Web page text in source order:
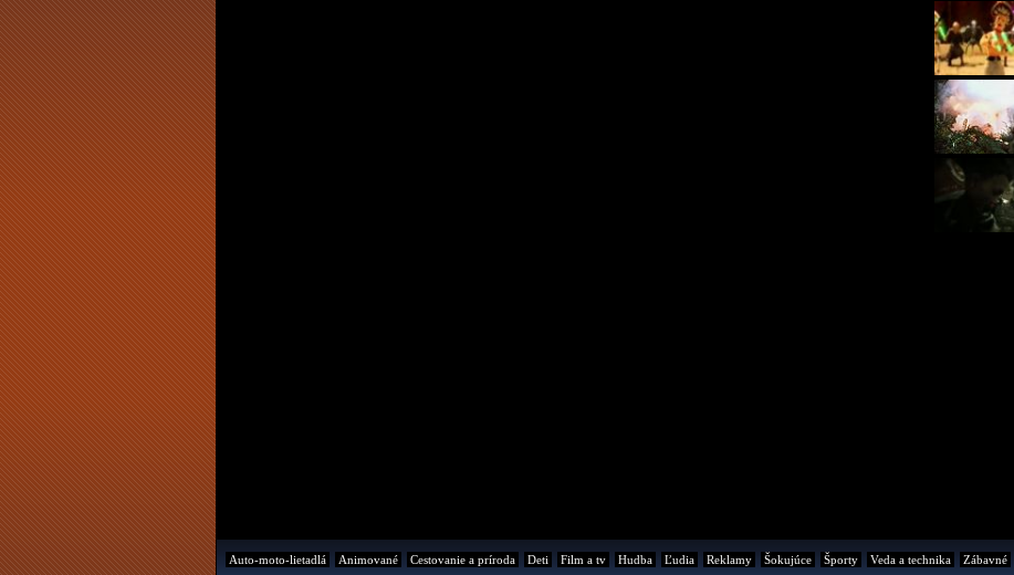
Auto-moto-lietadlá Animované Cestovanie a príroda Deti Film a tv Hudba Ľudia Reklamy Šokujúce Športy Veda a technika Zábavné